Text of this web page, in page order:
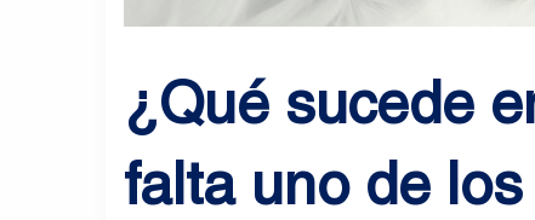
¿Qué sucede
falta uno de